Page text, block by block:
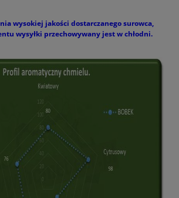
wysokiej jakości dostarczanego surowca,
wysyłki przechowywany jest w chłodni.